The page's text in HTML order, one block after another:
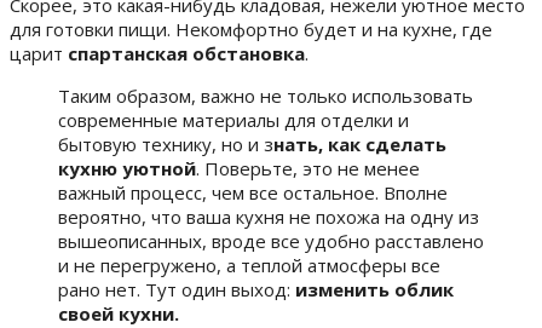
Скорее, это какая-нибудь кладовая, нежели уютное место
для готовки пищи. Некомфортно будет и на кухне, где
царит спартанская обстановка.
Таким образом, важно не только использовать
современные материалы для отделки и
бытовую технику, но и знать, как сделать
кухню уютной. Поверьте, это не менее
важный процесс, чем все остальное. Вполне
вероятно, что ваша кухня не похожа на одну из
вышеописанных, вроде все удобно расставлено
и не перегружено, а теплой атмосферы все
рано нет. Тут один выход: изменить облик
своей кухни.